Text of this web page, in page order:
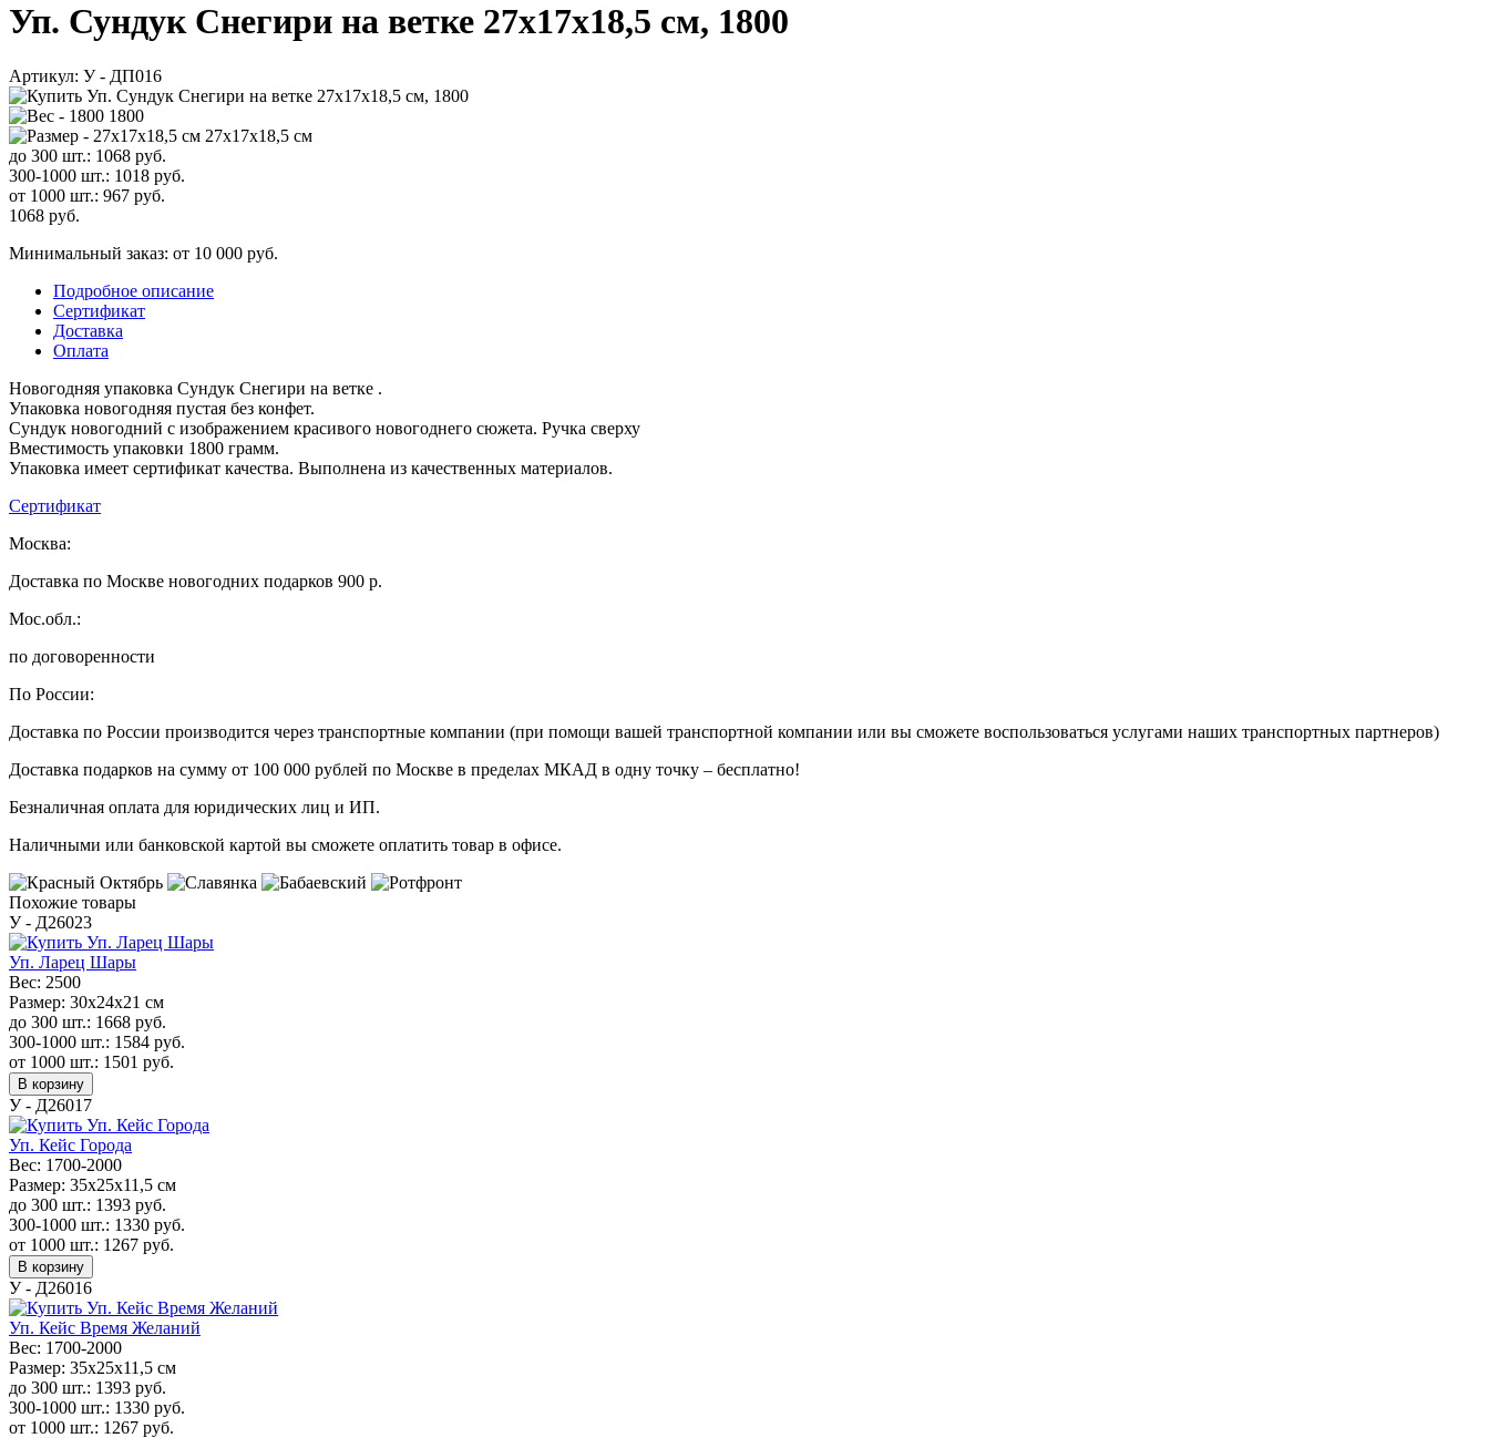
Уп. Сундук Снегири на ветке 27х17х18,5 см, 1800
Артикул: У - ДП016
1800
27х17х18,5 см
до 300 шт.: 1068 руб.
300-1000 шт.: 1018 руб.
от 1000 шт.: 967 руб.
1068 руб.
Минимальный заказ: от 10 000 руб.
Подробное описание
Сертификат
Доставка
Оплата
Новогодняя упаковка Сундук Снегири на ветке .
Упаковка новогодняя пустая без конфет.
Сундук новогодний с изображением красивого новогоднего сюжета. Ручка сверху
Вместимость упаковки 1800 грамм.
Упаковка имеет сертификат качества. Выполнена из качественных материалов.
Сертификат
Москва:
Доставка по Москве новогодних подарков 900 р.
Мос.обл.:
по договоренности
По России:
Доставка по России производится через транспортные компании (при помощи вашей транспортной компании или вы сможете воспользоваться услугами наших транспортных партнеров)
Доставка подарков на сумму от 100 000 рублей по Москве в пределах МКАД в одну точку – бесплатно!
Безналичная оплата для юридических лиц и ИП.
Наличными или банковской картой вы сможете оплатить товар в офисе.
Похожие товары
У - Д26023
Уп. Ларец Шары
Вес: 2500
Размер: 30х24х21 см
до 300 шт.: 1668 руб.
300-1000 шт.: 1584 руб.
от 1000 шт.: 1501 руб.
В корзину
У - Д26017
Уп. Кейс Города
Вес: 1700-2000
Размер: 35x25x11,5 см
до 300 шт.: 1393 руб.
300-1000 шт.: 1330 руб.
от 1000 шт.: 1267 руб.
В корзину
У - Д26016
Уп. Кейс Время Желаний
Вес: 1700-2000
Размер: 35x25x11,5 см
до 300 шт.: 1393 руб.
300-1000 шт.: 1330 руб.
от 1000 шт.: 1267 руб.